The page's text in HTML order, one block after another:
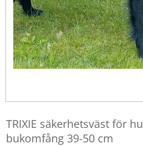
TRIXIE säkerhetsväst för
bukomfång 39-50 cm